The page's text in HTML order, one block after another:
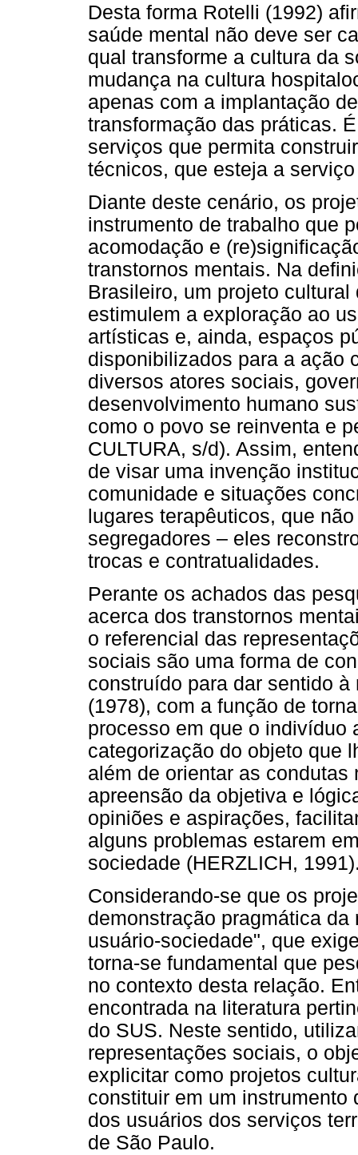
Desta forma Rotelli (1992)
saúde mental não deve ser
qual transforme a cultura da
mudança na cultura
apenas com a implantação
transformação das práticas.
serviços que permita
técnicos, que esteja a
Diante deste cenário, os
instrumento de trabalho que
acomodação e
transtornos mentais. Na
Brasileiro, um projeto
estimulem a exploração ao
artísticas e, ainda, espaços
disponibilizados para a ação
diversos atores sociais,
desenvolvimento humano
como o povo se reinventa e
CULTURA, s/d). Assim,
de visar uma invenção
comunidade e situações
lugares terapêuticos, que
segregadores – eles
trocas e contratualidades.
Perante os achados das
acerca dos transtornos
o referencial das
sociais são uma forma de
construído para dar sentido
(1978), com a função de
processo em que o indivíduo
categorização do objeto que
além de orientar as
apreensão da objetiva e
opiniões e aspirações,
alguns problemas estarem
sociedade (HERZLICH,
Considerando-se que os
demonstração pragmática
usuário-sociedade", que
torna-se fundamental que
no contexto desta relação.
encontrada na literatura
do SUS. Neste sentido,
representações sociais, o
explicitar como projetos
constituir em um
dos usuários dos serviços
de São Paulo.